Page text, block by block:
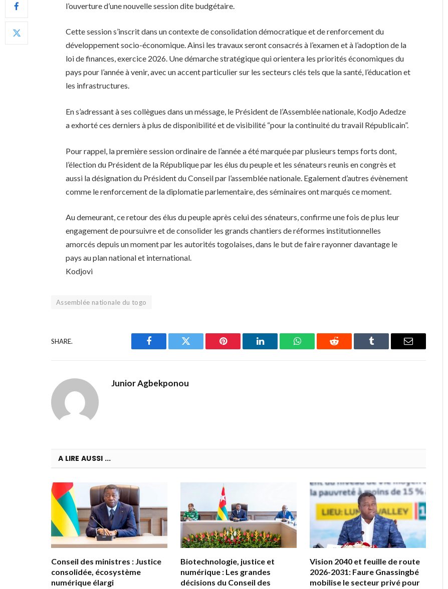
l’ouverture d’une nouvelle session dite budgétaire.
Cette session s’inscrit dans un contexte de consolidation démocratique et de renforcement du
développement socio-économique. Ainsi les travaux seront consacrés à l’examen et à l’adoption de la
loi de finances, exercice 2026. Une démarche stratégique qui orientera les priorités économiques du
pays pour l’année à venir, avec un accent particulier sur les secteurs clés tels que la santé, l’éducation et
les infrastructures.
En s’adressant à ses collègues dans un méssage, le Président de l’Assemblée nationale, Kodjo Adedze
a exhorté ces derniers à plus de disponibilité et de visibilité “pour la continuité du travail Républicain”.
Pour rappel, la première session ordinaire de l’année a été marquée par plusieurs temps forts dont,
l’élection du Président de la République par les élus du peuple et les sénateurs reunis en congrès et
aussi la désignation du Président du Conseil par l’assemblée nationale. Egalement d’autres évènement
comme le renforcement de la diplomatie parlementaire, des séminaires ont marqués ce moment.
Au demeurant, ce retour des élus du peuple après celui des sénateurs, confirme une fois de plus leur
engagement de poursuivre et de consolider les grands chantiers de réformes institutionnelles
amorcés depuis un moment par les autorités togolaises, dans le but de faire rayonner davantage le
pays au plan national et international.
Kodjovi
Assemblée nationale du togo
SHARE.
Facebook Twitter Pinterest LinkedIn WhatsAppReddit Tumblr Email
Junior Agbekponou
A LIRE AUSSI ...
Conseil des ministres : Justice
consolidée, écosystème
numérique élargi
Biotechnologie, justice et
numérique : Les grandes
décisions du Conseil des
Vision 2040 et feuille de route
2026-2031: Faure Gnassingbé
mobilise le secteur privé pour